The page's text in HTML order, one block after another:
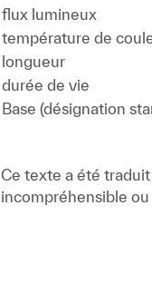
flux lumineux
température de
longueur
durée de vie
Base (désignation
Ce texte a été
incompréhensible